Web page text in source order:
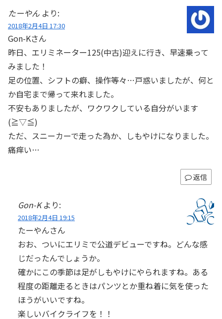
たーやん より:
2018年2月4日 17:30
Gon-Kさん
昨日、エリミネーター125(中古)迎えに行き、早速乗って
みました！
足の位置、シフトの癖、操作等々…戸惑いましたが、何と
か自宅まで帰って来れました。
不安もありましたが、ワクワクしている自分がいます
(≧▽≦)
ただ、スニーカーで走った為か、しもやけになりました。
痛痒い…
返信
Gon-K より:
2018年2月4日 19:15
たーやんさん
おお、ついにエリミで公道デビューですね。どんな感
じだったんでしょうか。
確かにこの季節は足がしもやけにやられますね。ある
程度の距離走るときはパンツとか重ね着に気を使った
ほうがいいですね。
楽しいバイクライフを！！